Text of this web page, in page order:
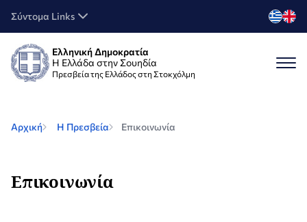
Σύντομα Links
Ελληνική Δημοκρατία
Η Ελλάδα στην Σουηδία
Πρεσβεία της Ελλάδος στη Στοκχόλμη
Αρχική Η Πρεσβεία Επικοινωνία
Επικοινωνία